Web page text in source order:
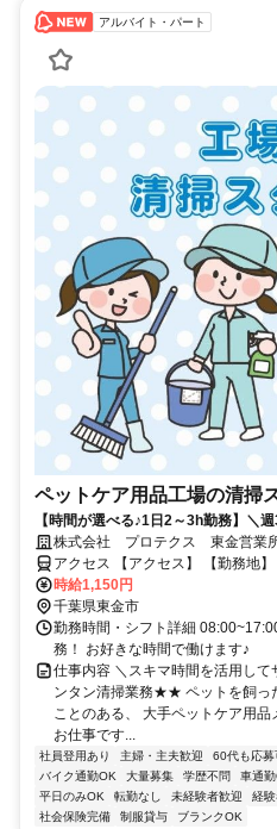
アルバイト・パート
ペットケア用品工場の清掃
【時間が選べる♪1日2～3h勤務】＼
場の清掃スタッフ＠東金市滝沢★幅
かんたんWEB面接OK！（PT）
株式会社 プロテクス 東金営業
アクセス 【アクセス】 【勤務地
イク・自転車通勤OK 【株式会社プロテクス 東金営業所】 千葉県東金
市滝沢633-5
時給1,150円
千葉県東金市
勤務時間・シフト詳細
務！ お好きな時間で働けます♪
仕事内容 ＼スキマ時間を活用し
ンタン清掃業務★★ ペットを飼っ
ことのある、 大手ペットケア用
お仕事です...
社員登用あり 主婦・主夫歓迎 60代も応募
バイク通勤OK
大量募集 学歴不問 車通
平日のみOK
転勤なし 未経験者歓迎 経
社会保険完備
制服貸与 ブランクOK